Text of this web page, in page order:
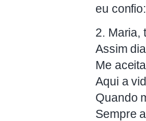
eu
2. Maria,
Assim
Me
Aqui a
Quando
Sempre